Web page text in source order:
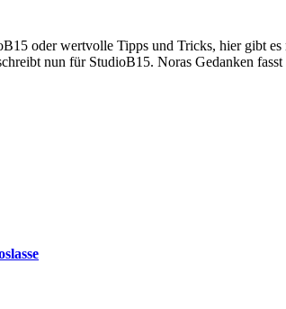
oder wertvolle Tipps und Tricks, hier gibt
nun für StudioB15. Noras Gedanken fasst